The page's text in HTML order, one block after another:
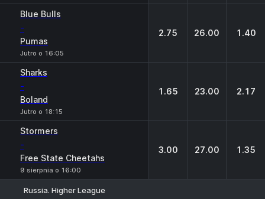
Blue Bulls
-
Pumas
Jutro o 16:05
2.75 26.00 1.40
Sharks
-
Boland
Jutro o 18:15
1.65 23.00 2.17
Stormers
-
Free State Cheetahs
9 sierpnia o 16:00
3.00 27.00 1.35
Russia. Higher League